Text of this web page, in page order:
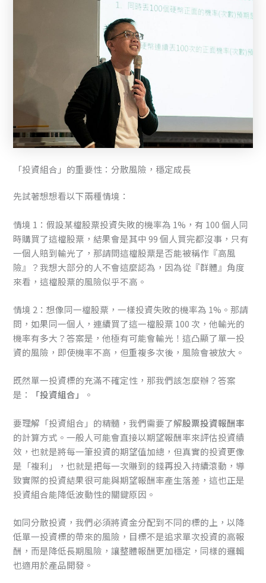
「投資組合」的重要性：分散風險，穩定成長
先試著想想看以下兩種情境：
情境 1：假設某檔股票投資失敗的機率為 1%，有 100 個人同
時購買了這檔股票，結果會是其中 99 個人買完都沒事，只有
一個人賠到輸光了，那請問這檔股票是否能被稱作『高風
險』？我想大部分的人不會這麼認為，因為從『群體』角度
來看，這檔股票的風險似乎不高。
情境 2：想像同一檔股票，一樣投資失敗的機率為 1%。那請
問，如果同一個人，連續買了這一檔股票 100 次，他輸光的
機率有多大？答案是，他極有可能會輸光！這凸顯了單一投
資的風險，即使機率不高，但重複多次後，風險會被放大。
既然單一投資標的充滿不確定性，那我們該怎麼辦？答案
是：
「投資組合」 。
要理解「投資組合」的精髓，我們需要了解股票投資報酬率
的計算方式。一般人可能會直接以期望報酬率來評估投資績
效，也就是將每一筆投資的期望值加總，但真實的投資更像
是「複利」，也就是把每一次賺到的錢再投入持續滾動，導
致實際的投資結果很可能與期望報酬率產生落差，這也正是
投資組合能降低波動性的關鍵原因。
如同分散投資，我們必須將資金分配到不同的標的上，以降
低單一投資標的帶來的風險，目標不是追求單次投資的高報
酬，而是降低長期風險，讓整體報酬更加穩定，同樣的邏輯
也適用於產品開發。